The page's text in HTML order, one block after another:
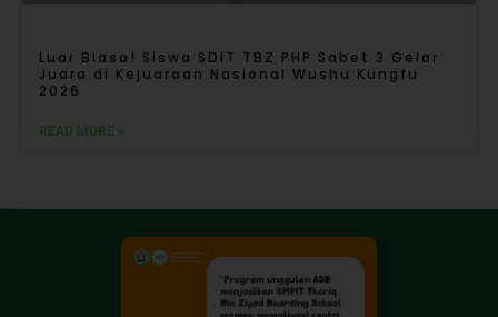
Luar Biasa! Siswa SDIT TBZ PHP Sabet 3 Gelar
Juara di Kejuaraan Nasional Wushu Kungfu
2026
READ MORE »